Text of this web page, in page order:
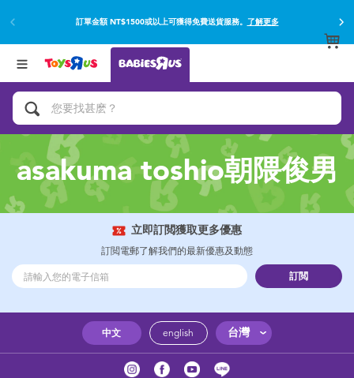
訂單金額 NT$1500或以上可獲得免費送貨服務。 了解更多
網上購買並使用門市取貨在店內取貨。
分類目錄
遊戲及活動
嬰兒專用禮品
沐浴及如厠訓練用品
嬰兒及兒童汽車座椅
尿片及濕紙巾
餵哺及嬰兒食品
健康及安全用品
品牌
查看所有
asakuma toshio朝隈俊男
立即訂閲獲取更多優惠
訂閲電郵了解我們的最新優惠及動態
訂閲
中文 english 台灣